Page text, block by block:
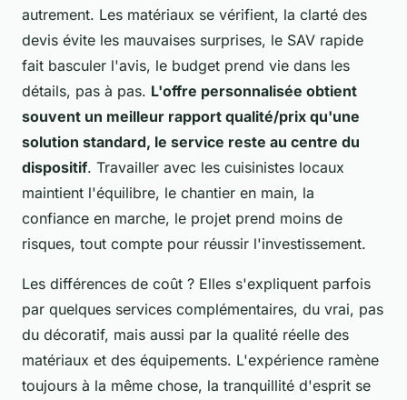
autrement. Les matériaux se vérifient, la clarté des
devis évite les mauvaises surprises, le SAV rapide
fait basculer l'avis, le budget prend vie dans les
détails, pas à pas. L'offre personnalisée obtient
souvent un meilleur rapport qualité/prix qu'une
solution standard, le service reste au centre du
dispositif. Travailler avec les cuisinistes locaux
maintient l'équilibre, le chantier en main, la
confiance en marche, le projet prend moins de
risques, tout compte pour réussir l'investissement.
Les différences de coût ? Elles s'expliquent parfois
par quelques services complémentaires, du vrai, pas
du décoratif, mais aussi par la qualité réelle des
matériaux et des équipements. L'expérience ramène
toujours à la même chose, la tranquillité d'esprit se